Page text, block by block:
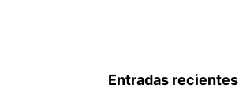
Entradas recientes